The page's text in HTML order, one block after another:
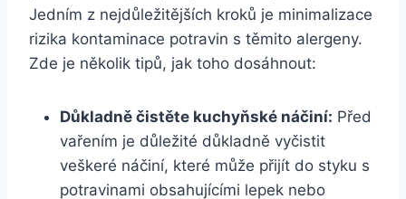
Jedním z nejdůležitějších kroků je minimalizace
rizika kontaminace potravin s těmito alergeny.
Zde je několik tipů, jak toho dosáhnout:
Důkladně čistěte kuchyňské náčiní: Před
vařením je důležité důkladně vyčistit
veškeré náčiní, které může přijít do styku s
potravinami obsahujícími lepek nebo